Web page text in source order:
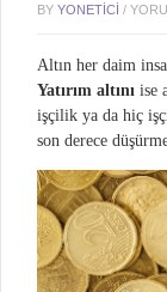
BY YONETICI /
Altın her daim
Yatırım altını ise
işçilik ya da hiç
son derece